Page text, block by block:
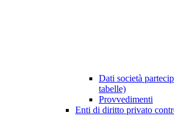
Dati società
tabelle)
Provvedimenti
Enti di diritto privato